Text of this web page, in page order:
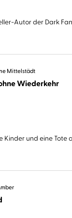
Autor der Dark
Mittelstädt
Wiederkehr
Kinder und eine Tote